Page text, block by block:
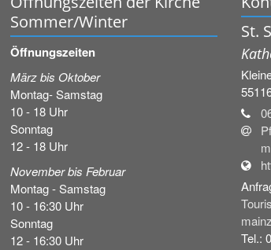
Sommer/Winter
Öffnungszeiten
März bis Oktober
Montag- Samstag
10 - 18 Uhr
Sonntag
12 - 18 Uhr
November bis Februar
Montag - Samstag
10 - 16:30 Uhr
Sonntag
12 - 16:30 Uhr
St.
Tel.: